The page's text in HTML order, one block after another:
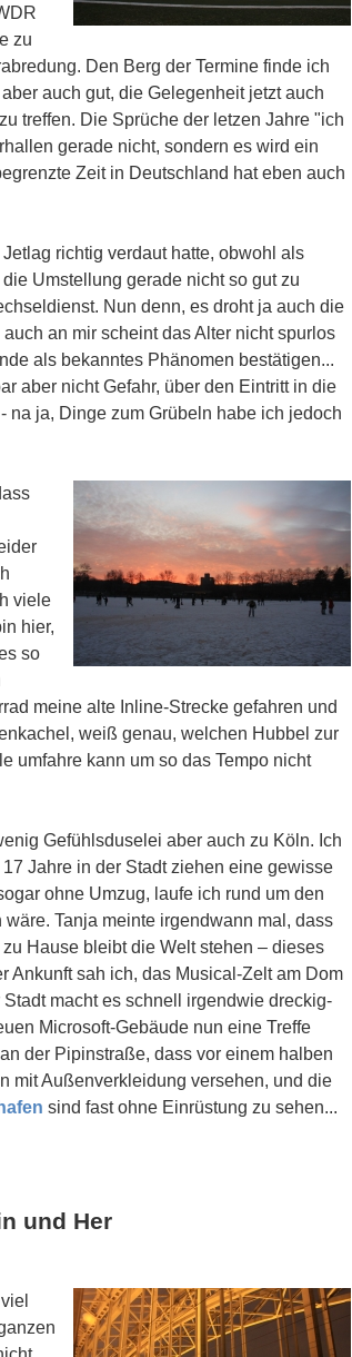
zu
Den Berg der Termine finde ich
auch gut, die Gelegenheit jetzt auch
treffen. Die Sprüche der letzen Jahre "ich
gerade nicht, sondern es wird ein
Zeit in Deutschland hat eben auch
richtig verdaut hatte, obwohl als
Umstellung gerade nicht so gut zu
Nun denn, es droht ja auch die
an mir scheint das Alter nicht spurlos
als bekanntes Phänomen bestätigen...
aber nicht Gefahr, über den Eintritt in die
na ja, Dinge zum Grübeln habe ich jedoch
viele
hier,
so
meine alte Inline-Strecke gefahren und
weiß genau, welchen Hubbel zur
umfahre kann um so das Tempo nicht
Gefühlsduselei aber auch zu Köln. Ich
Jahre in der Stadt ziehen eine gewisse
ohne Umzug, laufe ich rund um den
Tanja meinte irgendwann mal, dass
Hause bleibt die Welt stehen – dieses
Ankunft sah ich, das Musical-Zelt am Dom
macht es schnell irgendwie dreckig-
Microsoft-Gebäude nun eine Treffe
der Pipinstraße, dass vor einem halben
mit Außenverkleidung versehen, und die
sind fast ohne Einrüstung zu sehen...
und Her